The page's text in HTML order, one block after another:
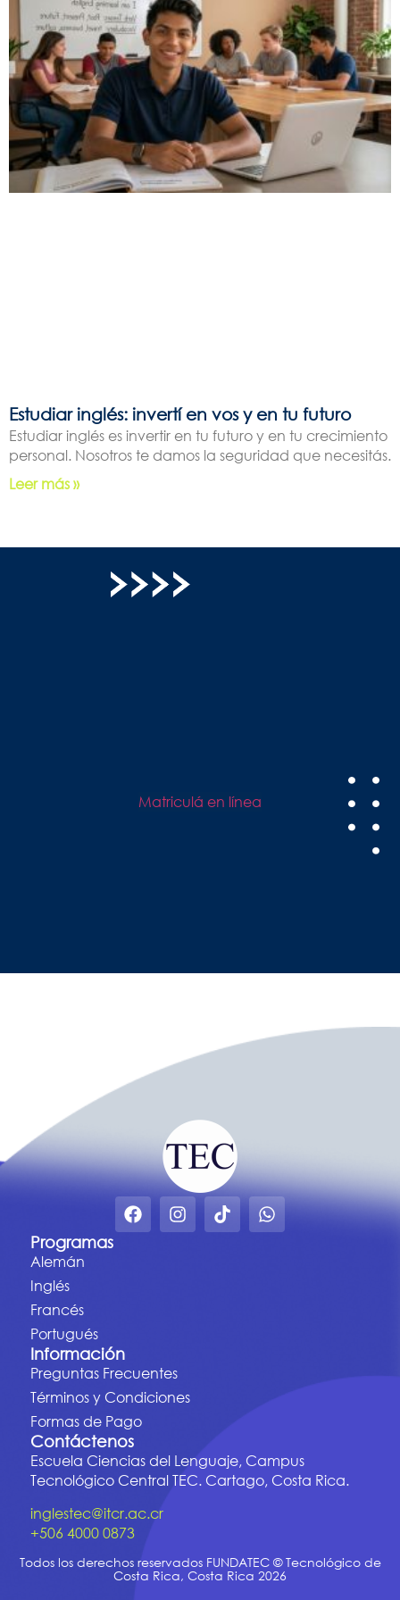
Estudiar inglés: invertí en vos y en tu futuro
Estudiar inglés es invertir en tu futuro y en tu crecimiento
personal. Nosotros te damos la seguridad que necesitás.
Leer más »
Matriculá en línea
Programas
Alemán
Inglés
Francés
Portugués
Información
Preguntas Frecuentes
Términos y Condiciones
Formas de Pago
Contáctenos
Escuela Ciencias del Lenguaje, Campus
Tecnológico Central TEC. Cartago, Costa Rica.
inglestec@itcr.ac.cr
+506 4000 0873
Todos los derechos reservados FUNDATEC © Tecnológico de
Costa Rica, Costa Rica 2026